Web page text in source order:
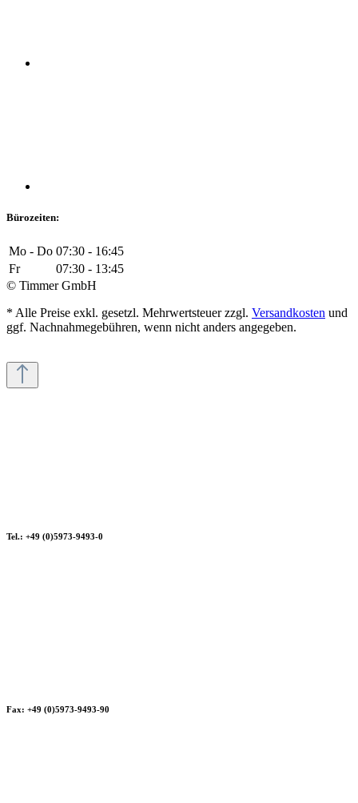
Bürozeiten:
Mo - Do 07:30 - 16:45
Fr
07:30 - 13:45
© Timmer GmbH
* Alle Preise exkl. gesetzl. Mehrwertsteuer zzgl. Versandkosten und
ggf. Nachnahmegebühren, wenn nicht anders angegeben.
Tel.: +49 (0)5973-9493-0
Fax: +49 (0)5973-9493-90